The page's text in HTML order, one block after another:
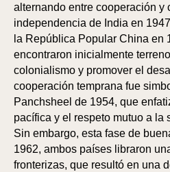
alternando entre cooperación y
independencia de India en
la República Popular China en
encontraron inicialmente
colonialismo y promover el
cooperación temprana fue
Panchsheel de 1954, que
pacífica y el respeto mutuo a la
Sin embargo, esta fase de
1962, ambos países libraron
fronterizas, que resultó en una